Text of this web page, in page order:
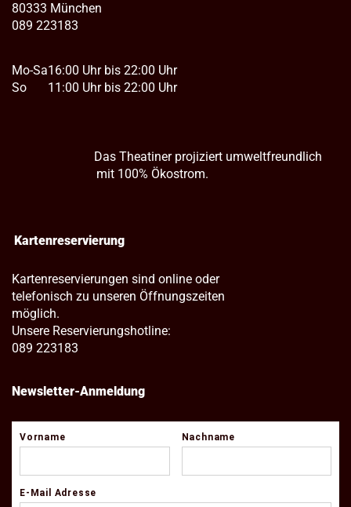
80333 München
089 223183
Mo-Sa
So
16:00 Uhr bis 22:00 Uhr
11:00 Uhr bis 22:00 Uhr
Das Theatiner projiziert umweltfreundlich
mit 100% Ökostrom.
Kartenreservierung
Kartenreservierungen sind online oder
telefonisch zu unseren Öffnungszeiten
möglich.
Unsere Reservierungshotline:
089 223183
Newsletter-Anmeldung